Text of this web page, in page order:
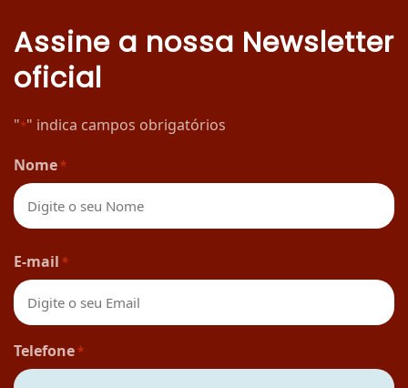
Assine a nossa Newsletter
oficial
"*" indica campos obrigatórios
Nome*
E-mail *
Telefone*